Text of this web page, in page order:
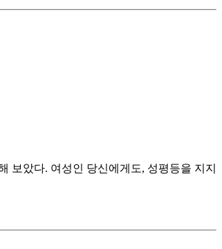
보았다. 여성인 당신에게도, 성평등을 지지